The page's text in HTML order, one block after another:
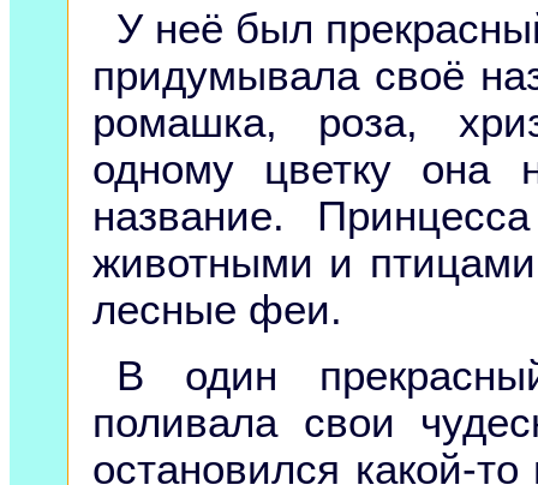
У неё был
придумывала своё
ромашка, роза,
одному цветку она
название.
животными и
лесные феи.
В один
поливала свои
остановился какой-